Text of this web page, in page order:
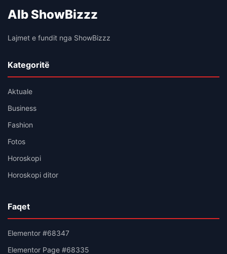
Alb ShowBizzz
Lajmet e fundit nga ShowBizzz
Kategoritë
Aktuale
Business
Fashion
Fotos
Horoskopi
Horoskopi ditor
Faqet
Elementor #68347
Elementor Page #68335